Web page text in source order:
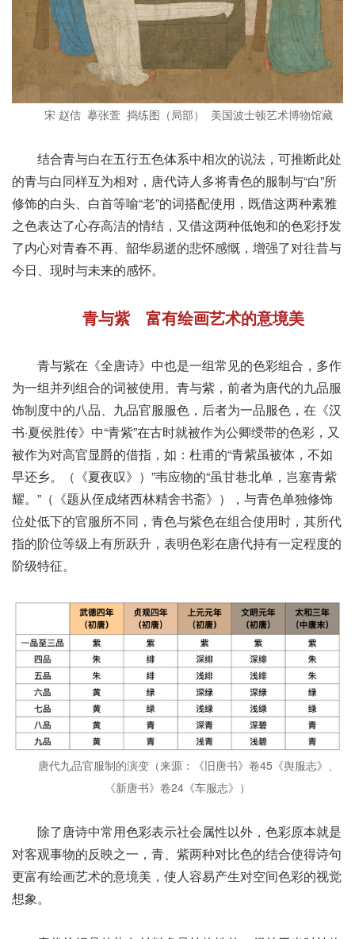
宋 赵佶 摹张萱 捣练图（局部） 美国波士顿艺术博物馆藏
结合青与白在五行五色体系中相次的说法，可推断此处
的青与白同样互为相对，唐代诗人多将青色的服制与“白”所
修饰的白头、白首等喻“老”的词搭配使用，既借这两种素雅
之色表达了心存高洁的情结，又借这两种低饱和的色彩抒发
了内心对青春不再、韶华易逝的悲怀感慨，增强了对往昔与
今日、现时与未来的感怀。
青与紫 富有绘画艺术的意境美
青与紫在《全唐诗》中也是一组常见的色彩组合，多作
为一组并列组合的词被使用。青与紫，前者为唐代的九品服
饰制度中的八品、九品官服服色，后者为一品服色，在《汉
书·夏侯胜传》中“青紫”在古时就被作为公卿绶带的色彩，又
被作为对高官显爵的借指，如：杜甫的“青紫虽被体，不如
早还乡。（《夏夜叹》）”韦应物的“虽甘巷北单，岂塞青紫
耀。”（《题从侄成绪西林精舍书斋》），与青色单独修饰
位处低下的官服所不同，青色与紫色在组合使用时，其所代
指的阶位等级上有所跃升，表明色彩在唐代持有一定程度的
阶级特征。
唐代九品官服制的演变（来源：《旧唐书》卷45《舆服志》、
《新唐书》卷24《车服志》）
除了唐诗中常用色彩表示社会属性以外，色彩原本就是
对客观事物的反映之一，青、紫两种对比色的结合使得诗句
更富有绘画艺术的意境美，使人容易产生对空间色彩的视觉
想象。